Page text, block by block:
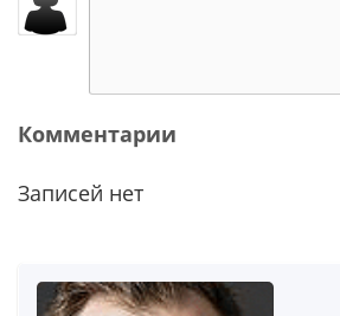
Комментарии
Записей нет